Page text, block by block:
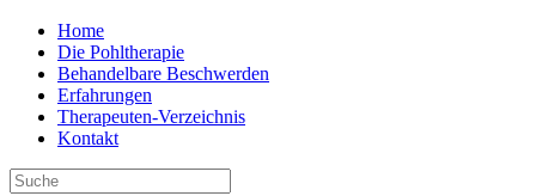
Home
Die Pohltherapie
Behandelbare Beschwerden
Erfahrungen
Therapeuten-Verzeichnis
Kontakt